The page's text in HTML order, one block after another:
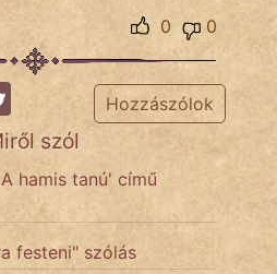
0
0
Hozzászólok
szól
hamis tanú' című
festeni" szólás